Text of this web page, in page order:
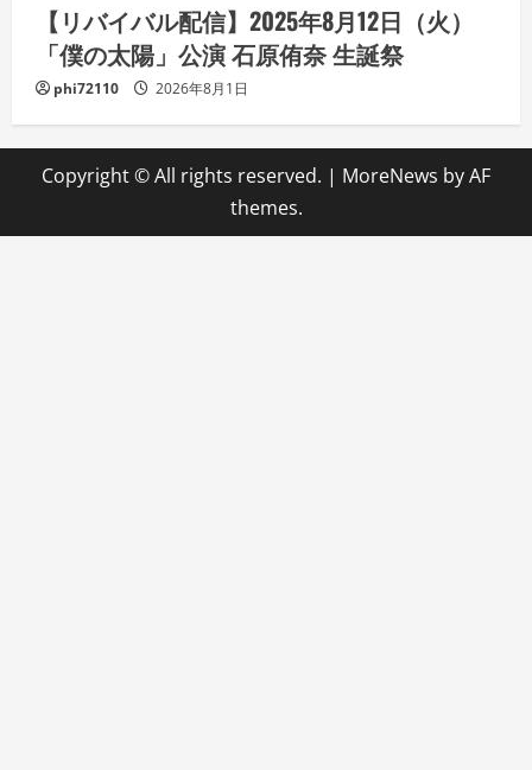
【リバイバル配信】2025年8月12日（火）
「僕の太陽」公演 石原侑奈 生誕祭
phi72110 2026年8月1日
Copyright © All rights reserved. | MoreNews by AF
themes.